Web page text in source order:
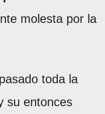
molesta por la
toda la
su entonces